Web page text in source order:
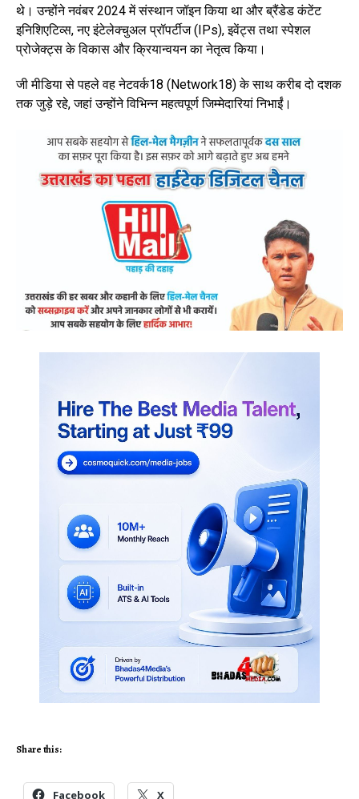
थे। उन्होंने नवंबर 2024 में संस्थान जॉइन किया था और ब्रैंडेड कंटेंट
इनिशिएटिव्स, नए इंटेलेक्चुअल प्रॉपर्टीज (IPs), इवेंट्स तथा स्पेशल
प्रोजेक्ट्स के विकास और क्रियान्वयन का नेतृत्व किया।
जी मीडिया से पहले वह नेटवर्क18 (Network18) के साथ करीब दो दशक
तक जुड़े रहे, जहां उन्होंने विभिन्न महत्वपूर्ण जिम्मेदारियां निभाईं।
Share this:
Facebook X